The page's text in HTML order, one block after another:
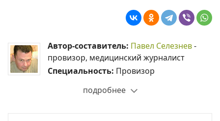
Автор-составитель: Павел Селезнев-
провизор, медицинский журналист
Специальность: Провизор
подробнее